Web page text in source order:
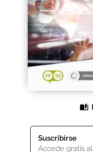
Checkout
CONDICIONES DE
Contacto
Contenido gratuito
Distribuidores
Suscribirse
Accede gratis